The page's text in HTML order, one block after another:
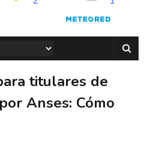
titulares de
Anses: Cómo